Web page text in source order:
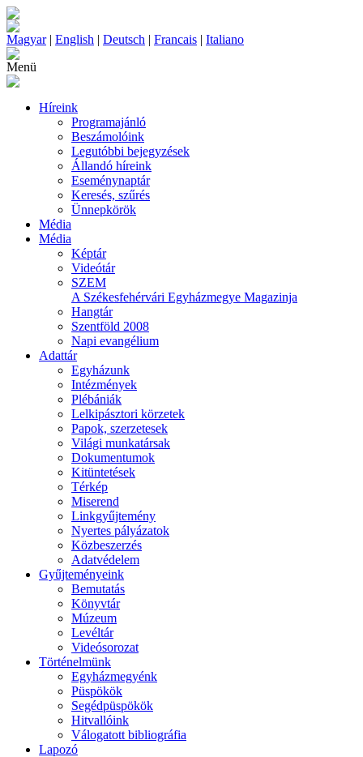
Magyar| English | Deutsch | Francais | Italiano
Menü
Híreink
Programajánló
Beszámolóink
Legutóbbi bejegyzések
Állandó híreink
Eseménynaptár
Keresés, szűrés
Ünnepkörök
Média
Média
Képtár
Videótár
SZEM
A Székesfehérvári Egyházmegye Magazinja
Hangtár
Szentföld 2008
Napi evangélium
Adattár
Egyházunk
Intézmények
Plébániák
Lelkipásztori körzetek
Papok, szerzetesek
Világi munkatársak
Dokumentumok
Kitüntetések
Térkép
Miserend
Linkgyűjtemény
Nyertes pályázatok
Közbeszerzés
Adatvédelem
Gyűjteményeink
Bemutatás
Könyvtár
Múzeum
Levéltár
Videósorozat
Történelmünk
Egyházmegyénk
Püspökök
Segédpüspökök
Hitvallóink
Válogatott bibliográfia
Lapozó